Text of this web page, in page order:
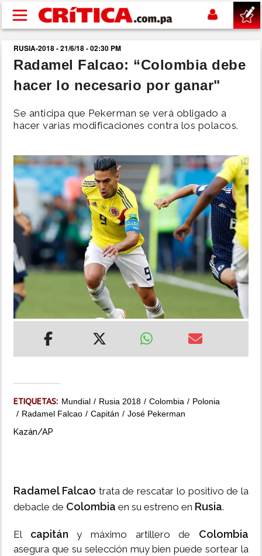
Pasar al contenido principal
buscar
SUCESOS
NACIONAL
SHOW
DEPORTES
MUNDO
INSÓLITAS
MULTIMEDIA
RUSIA-2018 - 21/6/18 - 02:30 PM
Radamel Falcao: “Colombia debe
hacer lo necesario por ganar"
Se anticipa que Pekerman se verá obligado a
hacer varias modificaciones contra los polacos.
ETIQUETAS: Mundial Rusia 2018 Colombia
Polonia
Radamel Falcao
Capitán José Pekerman
Kazán/AP
Radamel Falcao trata de rescatar lo positivo de la
debacle de Colombia en su estreno en Rusia.
El capitán y máximo artillero de Colombia
asegura que su selección muy bien puede sortear la